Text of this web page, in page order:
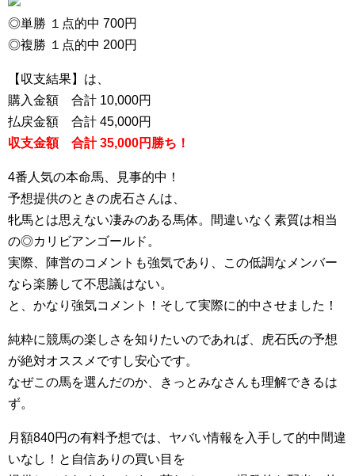
◎単勝 １点的中 700円
◎複勝 １点的中 200円
【収支結果】は、
購入金額 合計 10,000円
払戻金額 合計 45,000円
収支金額 合計 35,000円勝ち！
4番人気の本命馬、見事的中！
予想提供のときの虎石さんは、
牝馬とは思えない凄みのある馬体。間違いなく素質は相当
の◎カリビアンゴールド。
実際、陣営のコメントも強気であり、この低調なメンバー
なら楽勝して不思議はない。
と、かなり強気コメント！そして実際に的中させました！
純粋に競馬の楽しさを知りたいのであれば、虎石氏の予想
が絶対オススメですし安心です。
なぜこの馬を選んだのか、きっとみなさんも理解できるは
ず。
月額840円の有料予想では、ヤバい情報を入手して的中間違
いなし！と自信ありの買い目を